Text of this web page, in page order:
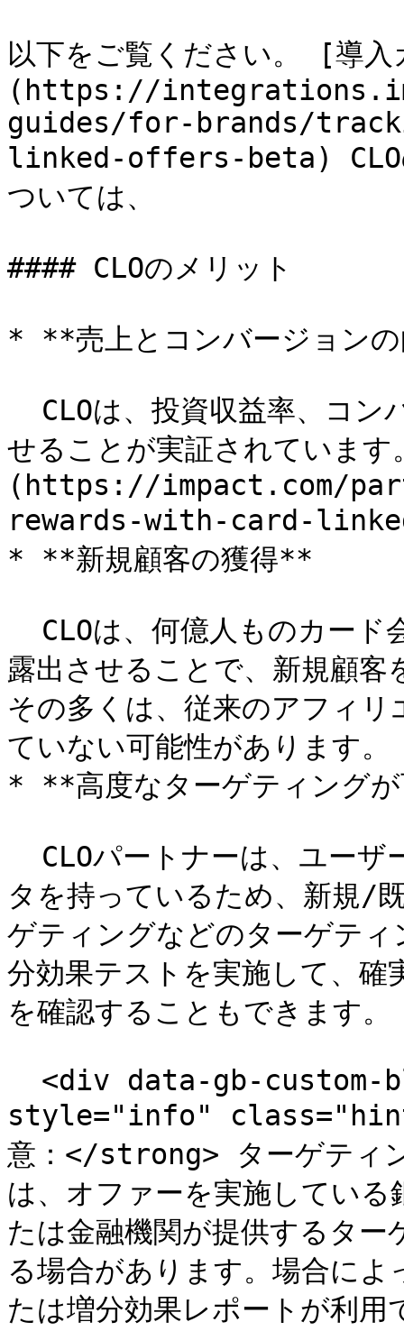
以下をご覧ください。 [導
(https://
guides/for-brands/
linked-offers-beta) CLOの
ついては、
#### CLOのメリット
* **売上とコンバージョン
せることが実証されていま
(https://impact.com/
rewards-with-card-
* **新規顧客の獲得**
露出させることで、新規顧
その多くは、従来のアフィ
ていない可能性があります。
* **高度なターゲティング
タを持っているため、新規/
ゲティングなどのターゲテ
分効果テストを実施して、確
を確認することもできます。
style="info"
意：</strong> ターゲティ
は、オファーを実施してい
たは金融機関が提供するタ
る場合があります。場合に
たは増分効果レポートが利